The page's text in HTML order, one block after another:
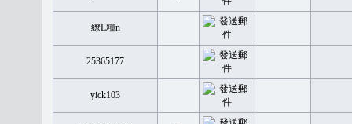
繚L糧n
25365177
yick103